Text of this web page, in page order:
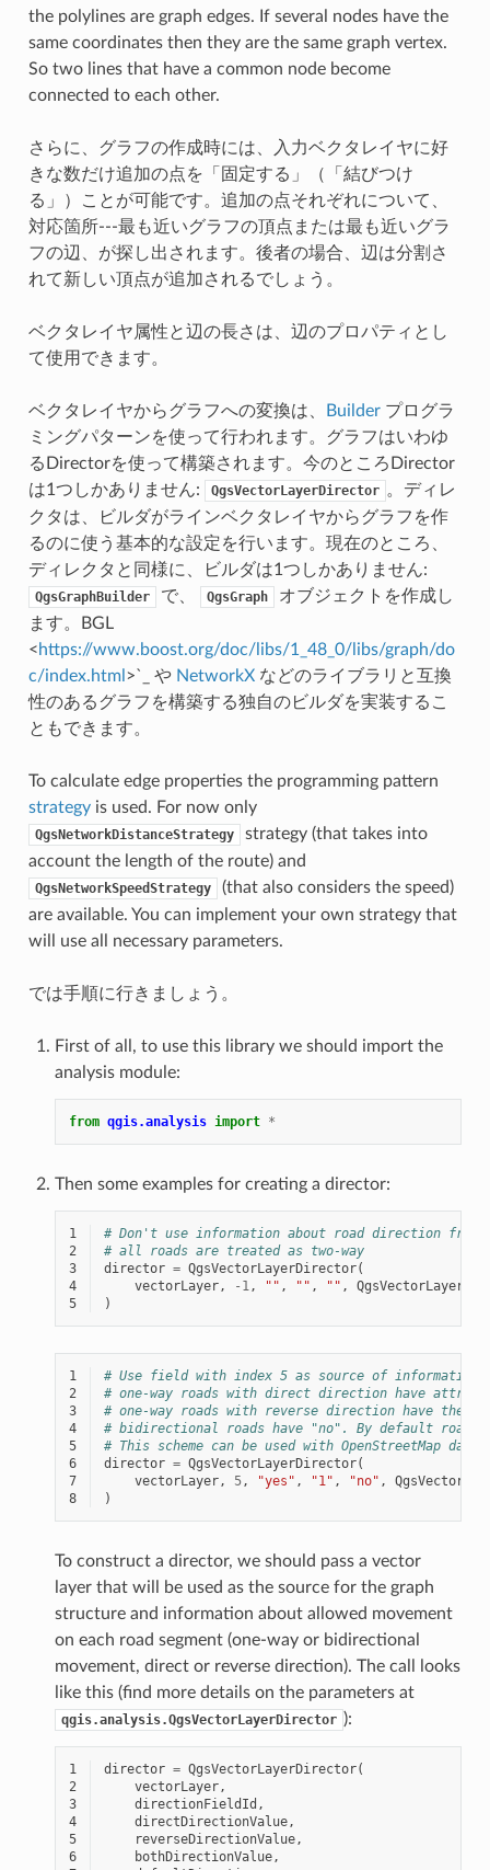
the polylines are graph edges. If several nodes have the
same coordinates then they are the same graph vertex.
So two lines that have a common node become
connected to each other.
さらに、グラフの作成時には、入力ベクタレイヤに好
きな数だけ追加の点を「固定する」（「結びつけ
る」）ことが可能です。追加の点それぞれについて、
対応箇所---最も近いグラフの頂点または最も近いグラ
フの辺、が探し出されます。後者の場合、辺は分割さ
れて新しい頂点が追加されるでしょう。
ベクタレイヤ属性と辺の長さは、辺のプロパティとし
て使用できます。
ベクタレイヤからグラフへの変換は、 Builderプログラ
ミングパターンを使って行われます。グラフはいわゆ
るDirectorを使って構築されます。今のところDirector
は1つしかありません:
QgsVectorLayerDirector 。ディレ
クタは、ビルダがラインベクタレイヤからグラフを作
るのに使う基本的な設定を行います。現在のところ、
ディレクタと同様に、ビルダは1つしかありません:
QgsGraphBuilder で、 QgsGraph
オブジェクトを作成し
ます。BGL
<https://www.boost.org/doc/libs/1_48_0/libs/graph/do
c/index.html >`_ や NetworkXなどのライブラリと互換
性のあるグラフを構築する独自のビルダを実装するこ
ともできます。
To calculate edge properties the programming pattern
strategyis used. For now only
QgsNetworkDistanceStrategy
strategy (that takes into
account the length of the route) and
QgsNetworkSpeedStrategy
(that also considers the speed)
are available. You can implement your own strategy that
will use all necessary parameters.
では手順に行きましょう。
First of all, to use this library we should import the
analysis module:
from qgis.analysis import *
Then some examples for creating a director:
1
# Don't use information about road direction
2
# all roads are treated as two-way
3
director = QgsVectorLayerDirector(
4
vectorLayer, - 1, "" , "" , "" ,
5
)
1
# Use field with index 5 as source of information
2
# one-way roads with direct direction have
3
# one-way roads with reverse direction have the
4
# bidirectional roads have "no". By default roads
5
# This scheme can be used with OpenStreetMap data
6
director = QgsVectorLayerDirector(
7
vectorLayer, 5, "yes" , "1" , "no" ,
8
)
To construct a director, we should pass a vector
layer that will be used as the source for the graph
structure and information about allowed movement
on each road segment (one-way or bidirectional
movement, direct or reverse direction). The call looks
like this (find more details on the parameters at
qgis.analysis.QgsVectorLayerDirector ):
1 director = QgsVectorLayerDirector(
2
vectorLayer,
3
directionFieldId ,
4
directDirectionValue,
5
reverseDirectionValue,
6
bothDirectionValue,